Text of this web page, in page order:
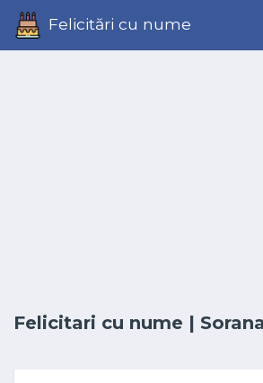
Felicitări cu nume
Felicitari cu nume |